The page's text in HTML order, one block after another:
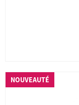
NOUVEAUTÉ